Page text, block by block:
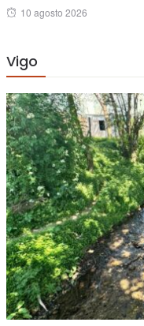
Posted
10 agosto 2026
Vigo